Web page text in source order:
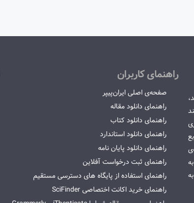
راهنمای کاربران
صفحه‌ی اصلی ایران‌پیپر
راهنمای دانلود مقاله
راهنمای دانلود کتاب
راهنمای دانلود استاندارد
راهنمای دانلود پایان نامه
راهنمای ثبت درخواست آفلاین
راهنمای استفاده از پایگاه های دسترسی مستقیم
راهنمای خرید اکانت اختصاصی SciFinder